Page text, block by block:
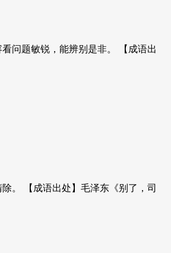
问题敏锐，能辨别是非。 【成语出
。 【成语出处】毛泽东《别了，司